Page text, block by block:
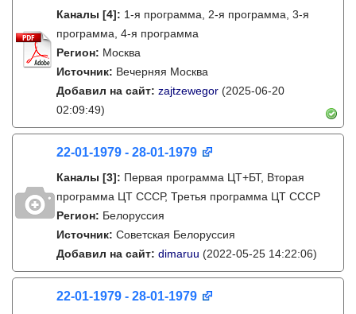
Каналы [4]: 1-я программа, 2-я программа, 3-я
программа, 4-я программа
Регион: Москва
Источник: Вечерняя Москва
Добавил на сайт: zajtzewegor (2025-06-20
02:09:49)
22-01-1979 - 28-01-1979
Каналы [3]: Первая программа ЦТ+БТ, Вторая
программа ЦТ ССCР, Третья программа ЦТ ССCР
Регион: Белоруссия
Источник: Советская Белоруссия
Добавил на сайт: dimaruu (2022-05-25 14:22:06)
22-01-1979 - 28-01-1979